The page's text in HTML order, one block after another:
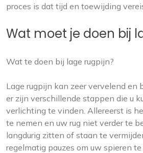
proces is dat tijd en toewijding
Wat moet je doen bij
Wat te doen bij lage rugpijn?
Lage rugpijn kan zeer vervelend en
er zijn verschillende stappen die u
verlichting te vinden. Allereerst is
te nemen en uw rug niet verder te
langdurig zitten of staan te
regelmatig pauzes om uw spieren